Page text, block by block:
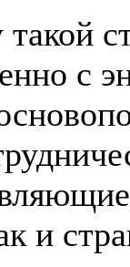
такой
с
и